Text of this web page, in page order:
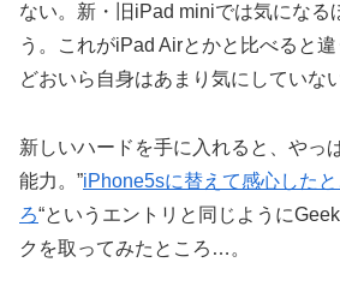
ない。新・旧iPad miniでは気になる
う。これがiPad Airとかと比べると
どおいら自身はあまり気にしていない
新しいハードを手に入れると、やっ
能力。”iPhone5sに替えて感心した
ろ“というエントリと同じように
クを取ってみたところ…。